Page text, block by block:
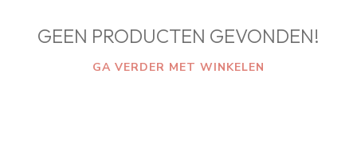
GEEN PRODUCTEN GEVONDEN!
GA VERDER MET WINKELEN